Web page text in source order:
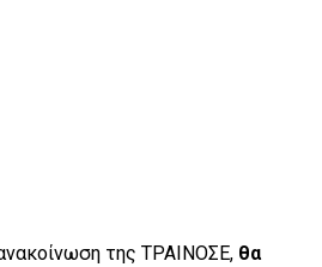
της ΤΡΑΙΝΟΣΕ, θα